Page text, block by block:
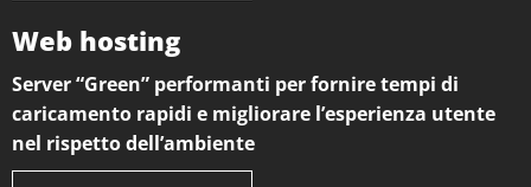
Web hosting
Server “Green” performanti per fornire tempi di
caricamento rapidi e migliorare l’esperienza utente
nel rispetto dell’ambiente